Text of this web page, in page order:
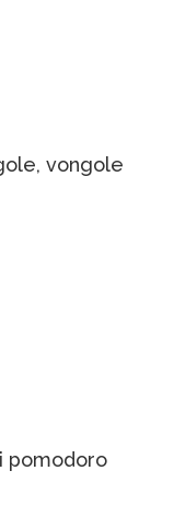
vongole
pomodoro